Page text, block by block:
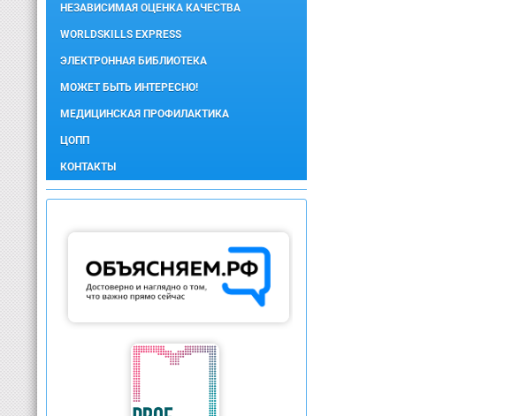
НЕЗАВИСИМАЯ ОЦЕНКА КАЧЕСТВА
WORLDSKILLS EXPRESS
ЭЛЕКТРОННАЯ БИБЛИОТЕКА
МОЖЕТ БЫТЬ ИНТЕРЕСНО!
МЕДИЦИНСКАЯ ПРОФИЛАКТИКА
ЦОПП
КОНТАКТЫ